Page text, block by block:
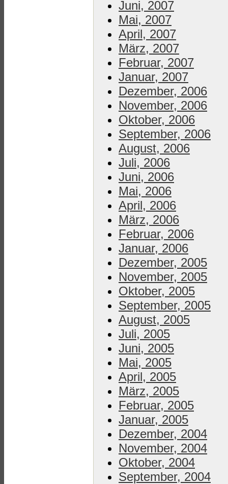
Juni, 2007
Mai, 2007
April, 2007
März, 2007
Februar, 2007
Januar, 2007
Dezember, 2006
November, 2006
Oktober, 2006
September, 2006
August, 2006
Juli, 2006
Juni, 2006
Mai, 2006
April, 2006
März, 2006
Februar, 2006
Januar, 2006
Dezember, 2005
November, 2005
Oktober, 2005
September, 2005
August, 2005
Juli, 2005
Juni, 2005
Mai, 2005
April, 2005
März, 2005
Februar, 2005
Januar, 2005
Dezember, 2004
November, 2004
Oktober, 2004
September, 2004